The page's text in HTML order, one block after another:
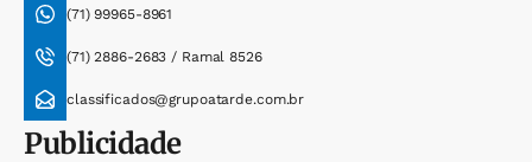
(71) 99965-8961
(71) 2886-2683 / Ramal 8526
classificados@grupoatarde.com.br
Publicidade